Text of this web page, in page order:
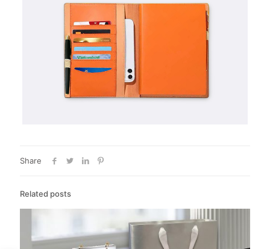
Share
Related posts